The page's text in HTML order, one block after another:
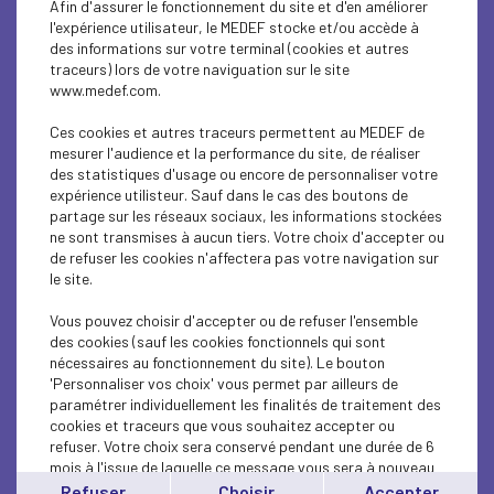
PARITY-DIVERSITY
ENTREPRISE ET SOCIÉTÉ
SOCIAL
CSR
SOCIAL
ECONOMY
SOCIAL
SOCIAL
ECONOMY
Afin d'assurer le fonctionnement du site et d'en améliorer
l'expérience utilisateur, le MEDEF stocke et/ou accède à
des informations sur votre terminal (cookies et autres
traceurs) lors de votre naviguation sur le site
www.medef.com.
Ces cookies et autres traceurs permettent au MEDEF de
mesurer l'audience et la performance du site, de réaliser
des statistiques d'usage ou encore de personnaliser votre
expérience utilisteur. Sauf dans le cas des boutons de
partage sur les réseaux sociaux, les informations stockées
ne sont transmises à aucun tiers. Votre choix d'accepter ou
de refuser les cookies n'affectera pas votre navigation sur
le site.
Vous pouvez choisir d'accepter ou de refuser l'ensemble
des cookies (sauf les cookies fonctionnels qui sont
nécessaires au fonctionnement du site). Le bouton
'Personnaliser vos choix' vous permet par ailleurs de
paramétrer individuellement les finalités de traitement des
cookies et traceurs que vous souhaitez accepter ou
refuser. Votre choix sera conservé pendant une durée de 6
mois à l'issue de laquelle ce message vous sera à nouveau
affiché..